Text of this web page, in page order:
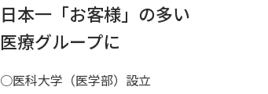
日本一「お客様」の多い
医療グループに
○医科大学（医学部）設立